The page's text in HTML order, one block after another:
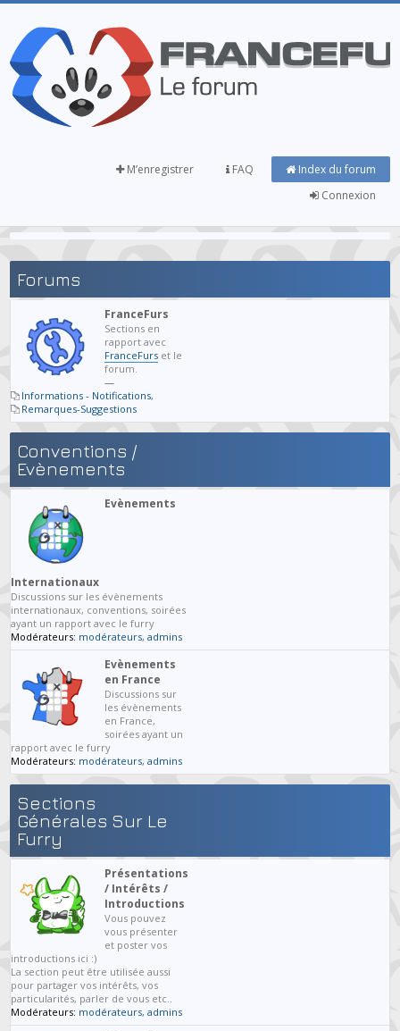
Index du forum
FAQ
M’enregistrer
Connexion
Forums
FranceFurs
Sections en
rapport avec
FranceFurs et le
forum.
—
Informations - Notifications,
Remarques-Suggestions
Conventions /
Evènements
Evènements
Internationaux
Discussions sur les évènements
internationaux, conventions, soirées
ayant un rapport avec le furry
Modérateurs: modérateurs,admins
Evènements
en France
Discussions sur
les évènements
en France,
soirées ayant un
rapport avec le furry
Modérateurs: modérateurs,admins
Sections
Générales Sur Le
Furry
Présentations
/ Intérêts /
Introductions
Vous pouvez
vous présenter
et poster vos
introductions ici :)
La section peut être utilisée aussi
pour partager vos intérêts, vos
particularités, parler de vous etc..
Modérateurs: modérateurs,admins